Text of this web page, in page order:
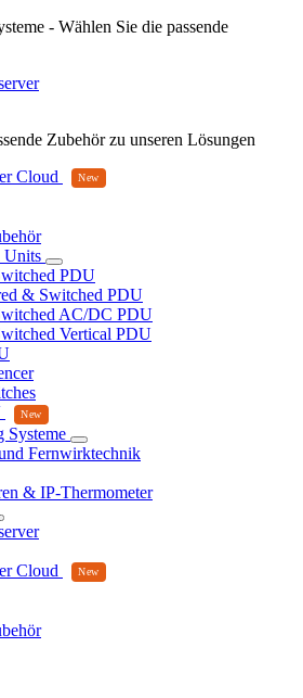
- Wählen Sie die passende
Zubehör zu unseren Lösungen
Cloud
Units
PDU
& Switched PDU
AC/DC PDU
Vertical PDU
Systeme
Fernwirktechnik
& IP-Thermometer
Cloud